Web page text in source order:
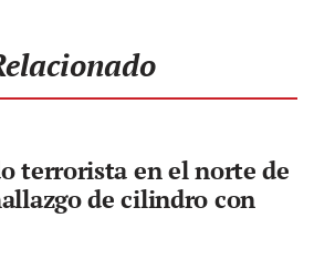
terrorista en el norte de
de cilindro con